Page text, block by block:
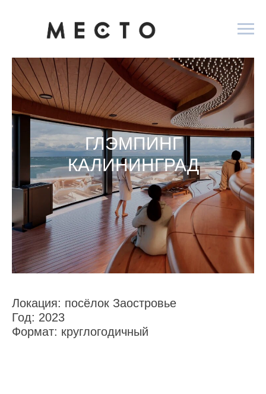
ГЛЭМПИНГ
КАЛИНИНГРАД
ПРОСТРАНСТВА ГЛЭМПИНГИ21
ОТЕЛИ 17 БАЗЫ
ОТДЫХА13 ПАРКИ2
Локация: посёлок Заостровье
Год: 2023
Формат: круглогодичный